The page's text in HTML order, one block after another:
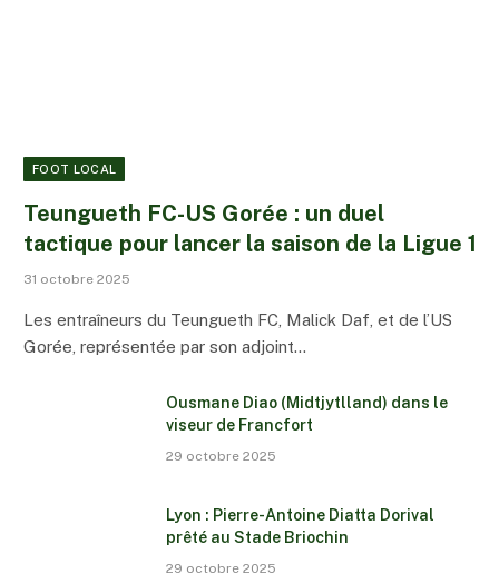
FOOT LOCAL
Teungueth FC-US Gorée : un duel
tactique pour lancer la saison de la Ligue 1
31 octobre 2025
Les entraîneurs du Teungueth FC, Malick Daf, et de l’US
Gorée, représentée par son adjoint…
Ousmane Diao (Midtjytlland) dans le
viseur de Francfort
29 octobre 2025
Lyon : Pierre-Antoine Diatta Dorival
prêté au Stade Briochin
29 octobre 2025